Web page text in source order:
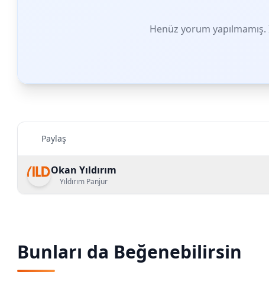
Henüz yorum
Paylaş
Okan Yıldırım
Yıldırım Panjur
Bunları da Beğenebilirsin